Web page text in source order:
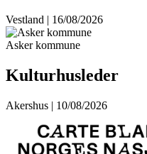
Vestland | 16/08/2026
Asker kommune
Kulturhusleder
Akershus | 10/08/2026